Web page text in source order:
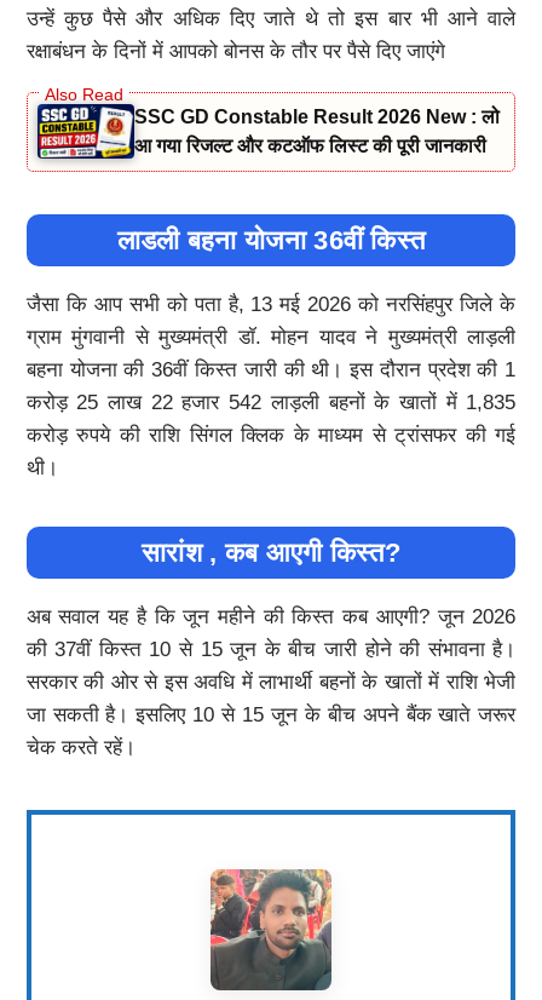
उन्हें कुछ पैसे और अधिक दिए जाते थे तो इस बार भी आने वाले
रक्षाबंधन के दिनों में आपको बोनस के तौर पर पैसे दिए जाएंगे
SSC GD Constable Result 2026 New : लो
आ गया रिजल्ट और कटऑफ लिस्ट की पूरी जानकारी
लाडली बहना योजना 36वीं किस्त
जैसा कि आप सभी को पता है, 13 मई 2026 को नरसिंहपुर जिले के
ग्राम मुंगवानी से मुख्यमंत्री डॉ. मोहन यादव ने मुख्यमंत्री लाड़ली
बहना योजना की 36वीं किस्त जारी की थी। इस दौरान प्रदेश की 1
करोड़ 25 लाख 22 हजार 542 लाड़ली बहनों के खातों में 1,835
करोड़ रुपये की राशि सिंगल क्लिक के माध्यम से ट्रांसफर की गई
थी।
सारांश , कब आएगी किस्त?
अब सवाल यह है कि जून महीने की किस्त कब आएगी? जून 2026
की 37वीं किस्त 10 से 15 जून के बीच जारी होने की संभावना है।
सरकार की ओर से इस अवधि में लाभार्थी बहनों के खातों में राशि भेजी
जा सकती है। इसलिए 10 से 15 जून के बीच अपने बैंक खाते जरूर
चेक करते रहें।